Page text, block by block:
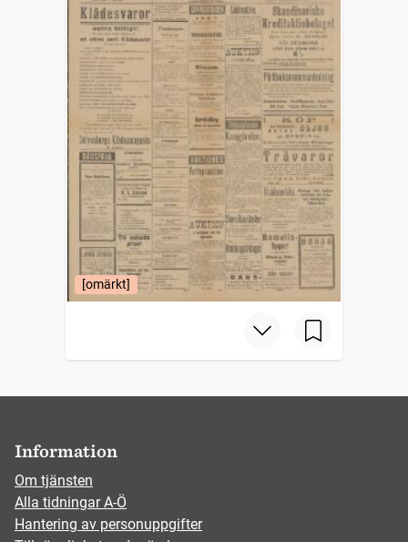
[omärkt]
Information
Om tjänsten
Alla tidningar A-Ö
Hantering av personuppgifter